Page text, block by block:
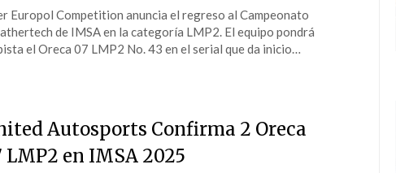
Europol Competition anuncia el regreso al Campeonato
de IMSA en la categoría LMP2. El equipo pondrá
el Oreca 07 LMP2 No. 43 en el serial que da inicio…
Autosports Confirma 2 Oreca
LMP2 en IMSA 2025